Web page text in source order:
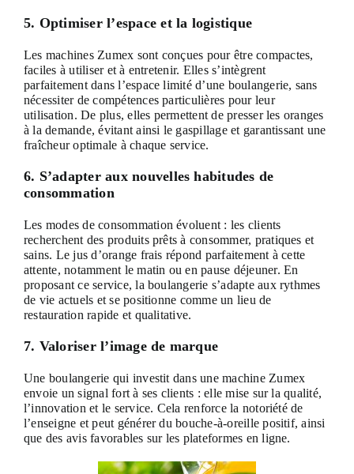
5. Optimiser l’espace et la logistique
Les machines Zumex sont conçues pour être compactes,
faciles à utiliser et à entretenir. Elles s’intègrent
parfaitement dans l’espace limité d’une boulangerie, sans
nécessiter de compétences particulières pour leur
utilisation. De plus, elles permettent de presser les oranges
à la demande, évitant ainsi le gaspillage et garantissant une
fraîcheur optimale à chaque service.
6. S’adapter aux nouvelles habitudes de
consommation
Les modes de consommation évoluent : les clients
recherchent des produits prêts à consommer, pratiques et
sains. Le jus d’orange frais répond parfaitement à cette
attente, notamment le matin ou en pause déjeuner. En
proposant ce service, la boulangerie s’adapte aux rythmes
de vie actuels et se positionne comme un lieu de
restauration rapide et qualitative.
7. Valoriser l’image de marque
Une boulangerie qui investit dans une machine Zumex
envoie un signal fort à ses clients : elle mise sur la qualité,
l’innovation et le service. Cela renforce la notoriété de
l’enseigne et peut générer du bouche-à-oreille positif, ainsi
que des avis favorables sur les plateformes en ligne.